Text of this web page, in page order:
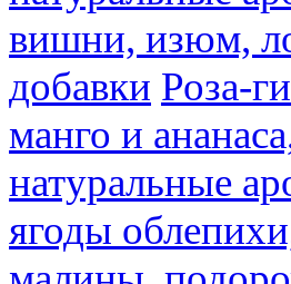
вишни, изюм,
добавки Роза-
манго и
натуральные
ягоды